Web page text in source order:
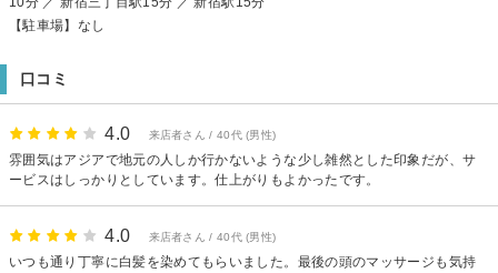
【駐車場】なし
口コミ
4.0 来店者さん / 40代 (男性)
雰囲気はアジアで地元の人しか行かないような少し雑然とした印象だが、サ
ービスはしっかりとしています。仕上がりもよかったです。
4.0 来店者さん / 40代 (男性)
いつも通り丁寧に白髪を染めてもらいました。最後の頭のマッサージも気持